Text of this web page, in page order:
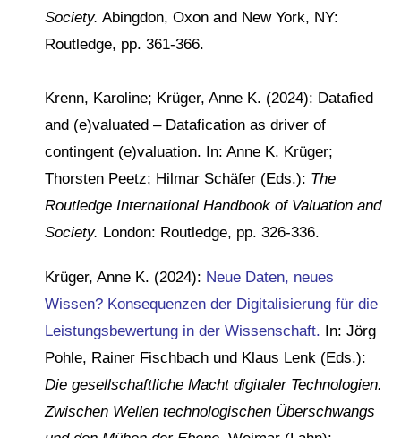
Society. Abingdon, Oxon and New York, NY:
Routledge, pp. 361-366.
Krenn, Karoline; Krüger, Anne K. (2024): Datafied
and (e)valuated – Datafication as driver of
contingent (e)valuation. In: Anne K. Krüger;
Thorsten Peetz; Hilmar Schäfer (Eds.): The
Routledge International Handbook of Valuation and
Society. London: Routledge, pp. 326-336.
Krüger, Anne K. (2024): Neue Daten, neues
Wissen? Konsequenzen der Digitalisierung für die
Leistungsbewertung in der Wissenschaft. In: Jörg
Pohle, Rainer Fischbach und Klaus Lenk (Eds.):
Die gesellschaftliche Macht digitaler Technologien.
Zwischen Wellen technologischen Überschwangs